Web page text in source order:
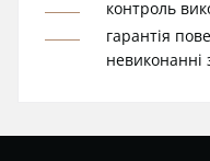
контроль
гарантія
невиконанні